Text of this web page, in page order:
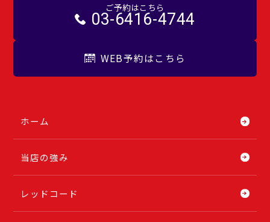
ご予約はこちら
03-6416-4744
WEB予約はこちら
ホーム
当店の強み
レッドコード